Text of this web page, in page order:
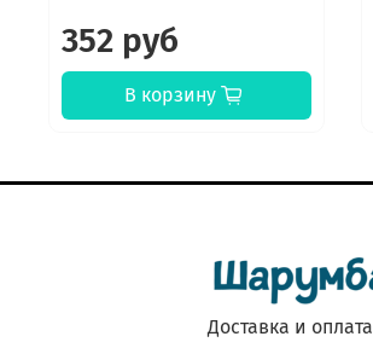
352 руб
В корзину
Доставка и оплата